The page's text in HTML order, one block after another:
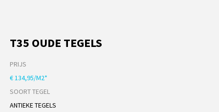
T35 OUDE TEGELS
PRIJS
€ 134,95/M2*
SOORT TEGEL
ANTIEKE TEGELS